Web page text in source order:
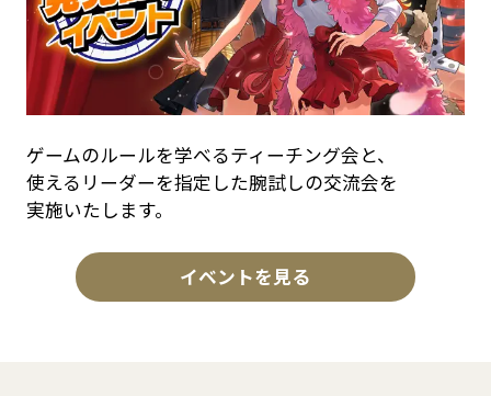
ゲームのルールを学べるティーチング会と、
使えるリーダーを指定した腕試しの交流会を
実施いたします。
イベントを見る